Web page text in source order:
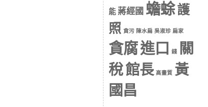
能 蔣經國 蟾蜍護
照 貪污 陳水扁 吳淑珍 扁家
貪腐進口 錢
關
稅館長 高畫質 黃
國昌